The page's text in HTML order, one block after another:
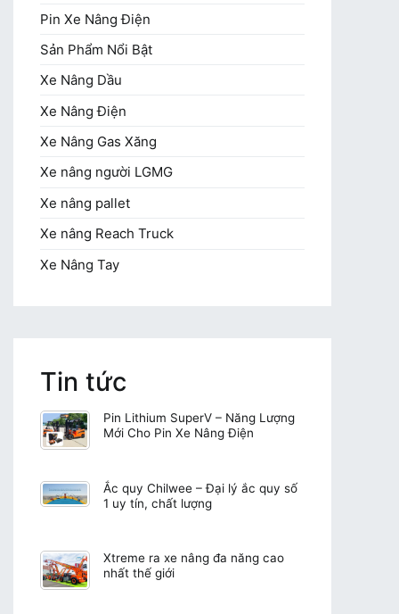
Pin Xe Nâng Điện
Sản Phẩm Nổi Bật
Xe Nâng Dầu
Xe Nâng Điện
Xe Nâng Gas Xăng
Xe nâng người LGMG
Xe nâng pallet
Xe nâng Reach Truck
Xe Nâng Tay
Tin tức
Pin Lithium SuperV – Năng Lượng
Mới Cho Pin Xe Nâng Điện
Ắc quy Chilwee – Đại lý ắc quy số
1 uy tín, chất lượng
Xtreme ra xe nâng đa năng cao
nhất thế giới